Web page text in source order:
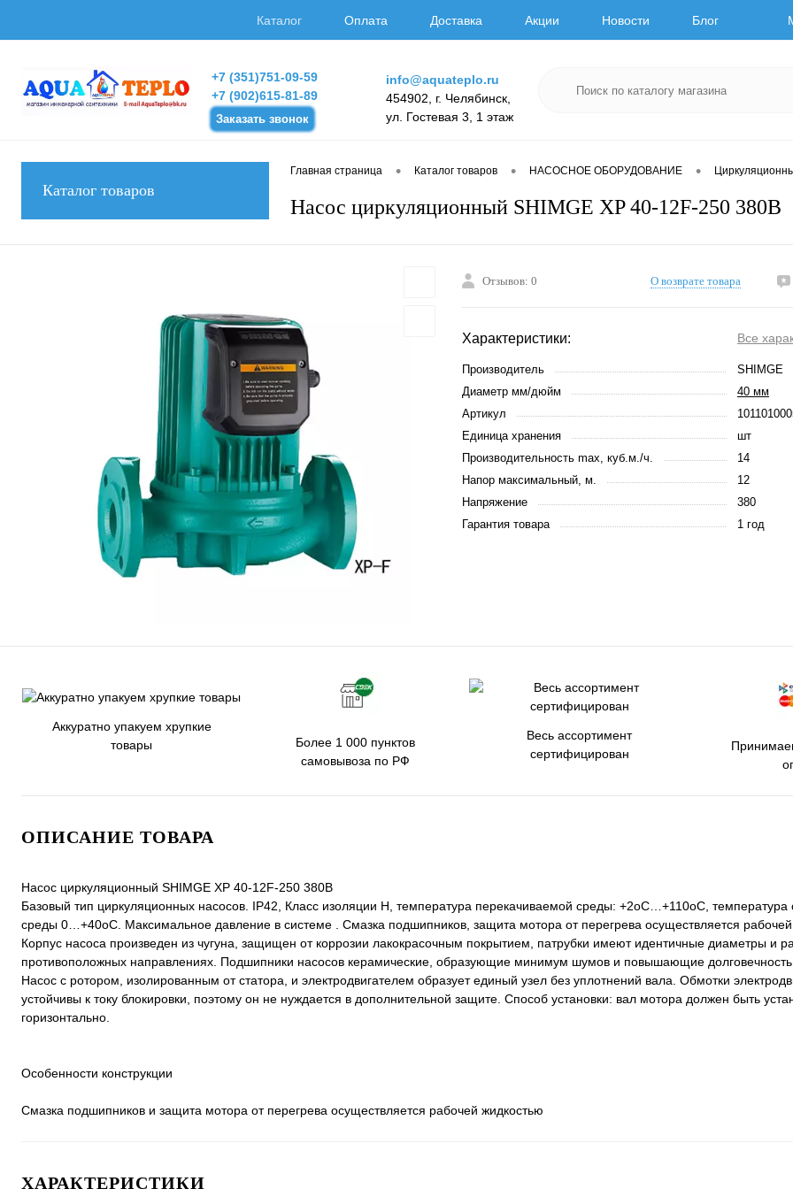
Каталог Оплата Доставка Акции Новости Блог
+7 (351)751-09-59
+7 (902)615-81-89
Заказать звонок
info@aquateplo.ru
454902, г. Челябинск,
ул. Гостевая 3, 1 этаж
Каталог товаров
Главная страница • Каталог товаров • НАСОСНОЕ ОБОРУДОВАНИЕ •
Насос циркуляционный SHIMGE XP 40-12F-250 380В
Отзывов: 0 О возврате товара
Характеристики: Все
Производитель
SHIMGE
Диаметр мм/дюйм
40 мм
Артикул
Единица хранения
шт
Производительность max, куб.м./ч.
14
Напор максимальный, м.
12
Напряжение
380
Гарантия товара
1 год
Аккуратно упакуем хрупкие
товары
Более 1 000 пунктов
самовывоза по РФ
Весь ассортимент
сертифицирован
ОПИСАНИЕ ТОВАРА
Насос циркуляционный SHIMGE XP 40-12F-250 380В
Базовый тип циркуляционных насосов. IP42, Класс изоляции H, температура перекачиваемой среды: +2оС…+110оС,
среды 0…+40оС. Максимальное давление в системе . Смазка подшипников, защита мотора от перегрева осуществляется
Корпус насоса произведен из чугуна, защищен от коррозии лакокрасочным покрытием, патрубки имеют идентичные диаметры и
противоположных направлениях. Подшипники насосов керамические, образующие минимум шумов и повышающие
Насос с ротором, изолированным от статора, и электродвигателем образует единый узел без уплотнений вала. Обмотки
устойчивы к току блокировки, поэтому он не нуждается в дополнительной защите. Способ установки: вал мотора должен быть
горизонтально.
Особенности конструкции
Смазка подшипников и защита мотора от перегрева осуществляется рабочей жидкостью
ХАРАКТЕРИСТИКИ